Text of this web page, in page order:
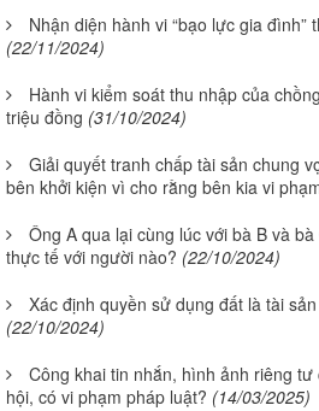
Nhận diện hành vi “bạo lực gia đình”
(22/11/2024)
Hành vi kiểm soát thu nhập của
triệu đồng (31/10/2024)
Giải quyết tranh chấp tài sản chung
bên khởi kiện vì cho rằng bên kia vi
Ông A qua lại cùng lúc với bà B và
thực tế với người nào? (22/10/2024)
Xác định quyền sử dụng đất là tài
(22/10/2024)
Công khai tin nhắn, hình ảnh riêng
hội, có vi phạm pháp luật? (14/03/2025)